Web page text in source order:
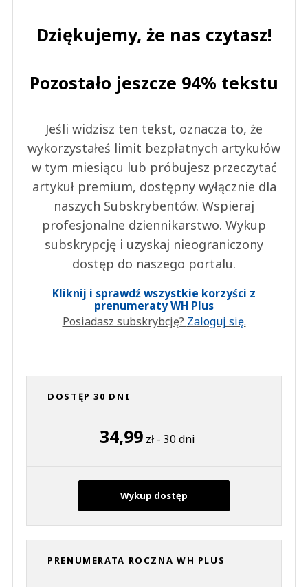
Dziękujemy, że nas czytasz!
Pozostało jeszcze 94% tekstu
Jeśli widzisz ten tekst, oznacza to, że
wykorzystałeś limit bezpłatnych artykułów
w tym miesiącu lub próbujesz przeczytać
artykuł premium, dostępny wyłącznie dla
naszych Subskrybentów. Wspieraj
profesjonalne dziennikarstwo. Wykup
subskrypcję i uzyskaj nieograniczony
dostęp do naszego portalu.
Kliknij i sprawdź wszystkie korzyści z
prenumeraty WH Plus
Posiadasz subskrybcję? Zaloguj się.
DOSTĘP 30 DNI
34,99 zł - 30 dni
Wykup dostęp
PRENUMERATA ROCZNA WH PLUS